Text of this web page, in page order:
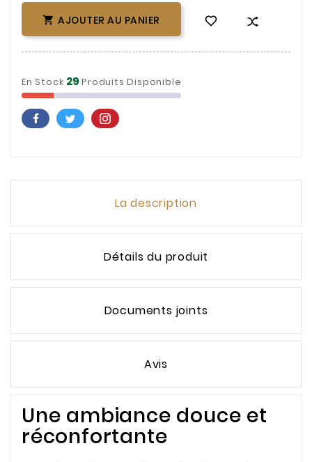
 AJOUTER AU PANIER
En Stock 29Produits Disponible
La description
Détails du produit
Documents joints
Avis
Une ambiance douce et
réconfortante